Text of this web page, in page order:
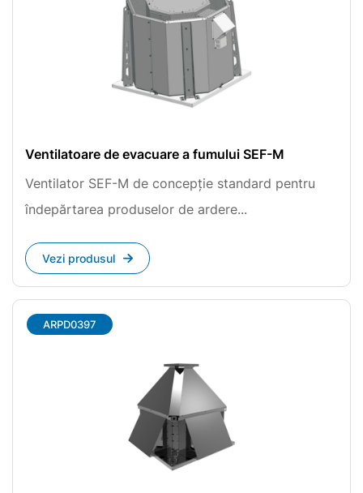
Ventilatoare de evacuare a fumului SEF-M
Ventilator SEF-M de concepție standard pentru
îndepărtarea produselor de ardere...
Vezi produsul
ARPD0397